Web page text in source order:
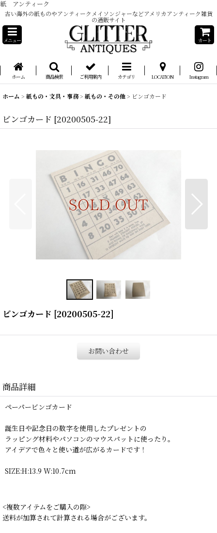
紙 アンティーク
古い海外の紙ものやアンティークメイソンジャーなどアメリカアンティーク雑貨
の通販サイト
メニュー カート
ホーム 商品検索 ご利用案内 カテゴリ LOCATION Instagram
ホーム > 紙もの・文具・事務> 紙もの・その他> ビンゴカード
ビンゴカード [20200505-22]
ビンゴカード [20200505-22]
お問い合わせ
商品詳細
ペーパービンゴカード
誕生日や記念日の数字を使用したプレゼントの
ラッピング材料やパソコンのマウスパットに使ったり。
アイデアで色々と使い道が広がるカードです！
SIZE:H:13.9 W:10.7cm
<複数アイテムをご購入の際>
送料が加算されて計算される場合がございます。